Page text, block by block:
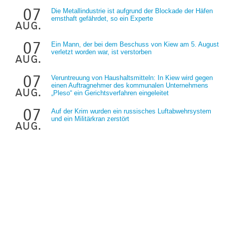
07
aug.
Die Metallindustrie ist aufgrund der Blockade der Häfen
ernsthaft gefährdet, so ein Experte
07
aug.
Ein Mann, der bei dem Beschuss von Kiew am 5. August
verletzt worden war, ist verstorben
07
aug.
Veruntreuung von Haushaltsmitteln: In Kiew wird gegen
einen Auftragnehmer des kommunalen Unternehmens
„Pleso“ ein Gerichtsverfahren eingeleitet
07
aug.
Auf der Krim wurden ein russisches Luftabwehrsystem
und ein Militärkran zerstört